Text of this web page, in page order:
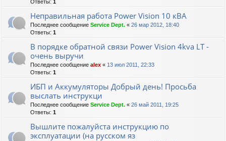
Ответы: 1
Неправильная работа Power Vision 10 кВА
Последнее сообщение Service Dept. « 26 мар 2012, 18:40
Ответы: 1
В порядке обратной связи Power Vision 4kva LT -
очень выручи
Последнее сообщение alex « 13 июл 2011, 22:33
Ответы: 1
ИБП и Аккумуляторы Добрый день! Просьба
выслать инструкци
Последнее сообщение Service Dept. « 26 май 2011, 19:25
Ответы: 1
Вышлите пожалуйста инструкцию по
эксплуатации (на русском яз